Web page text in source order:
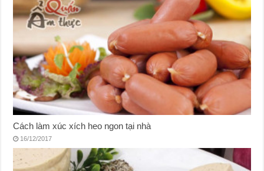
Cách làm xúc xích heo ngon tại nhà
16/12/2017